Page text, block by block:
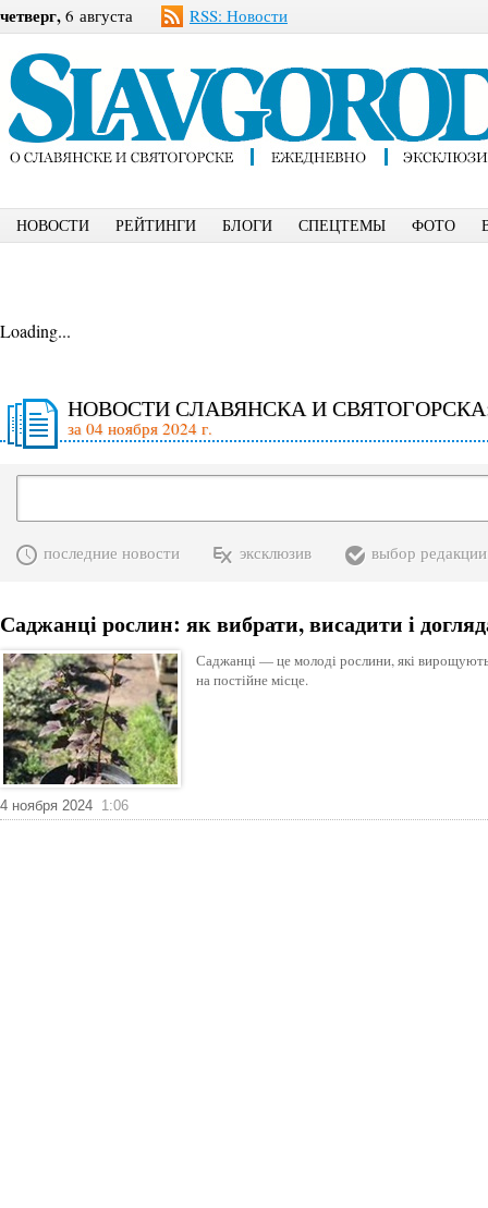
четверг, 6 августа RSS: Новости
НОВОСТИ РЕЙТИНГИ БЛОГИ СПЕЦТЕМЫ ФОТО
Loading...
НОВОСТИ СЛАВЯНСКА И
за 04 ноября 2024 г.
последние новости эксклюзив выбор редакции
Саджанці рослин: як вибрати, висадити і
Саджанці — це молоді рослини, які
на постійне місце.
4 ноября 2024 1:06